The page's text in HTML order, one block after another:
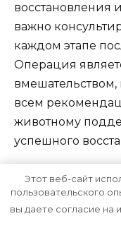
восстановления
важно
каждом этапе
Операция
вмешательством,
всем
животному
успешного
Этот веб-сайт
пользовательского
вы даете согласие на